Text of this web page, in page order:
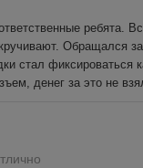
ребята.
Обращался
стал фиксироваться
денег за это не